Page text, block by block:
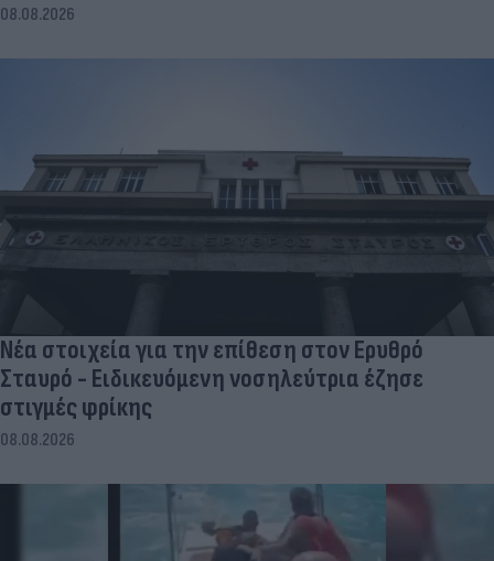
08.08.2026
Νέα στοιχεία για την επίθεση στον Ερυθρό
Σταυρό - Ειδικευόμενη νοσηλεύτρια έζησε
στιγμές φρίκης
08.08.2026